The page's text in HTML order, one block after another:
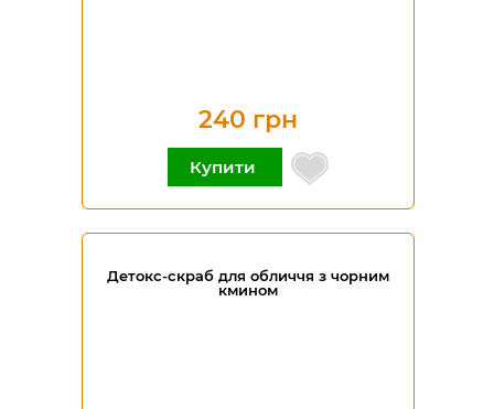
240 грн
Купити
Детокс-скраб для обличчя з чорним
кмином